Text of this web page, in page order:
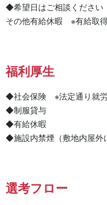
◆希望日はご相談ください
その他有給休暇　※有給取
福利厚生
◆社会保険　※法定通り就
◆制服貸与
◆有給休暇
◆施設内禁煙（敷地内屋外
選考フロー